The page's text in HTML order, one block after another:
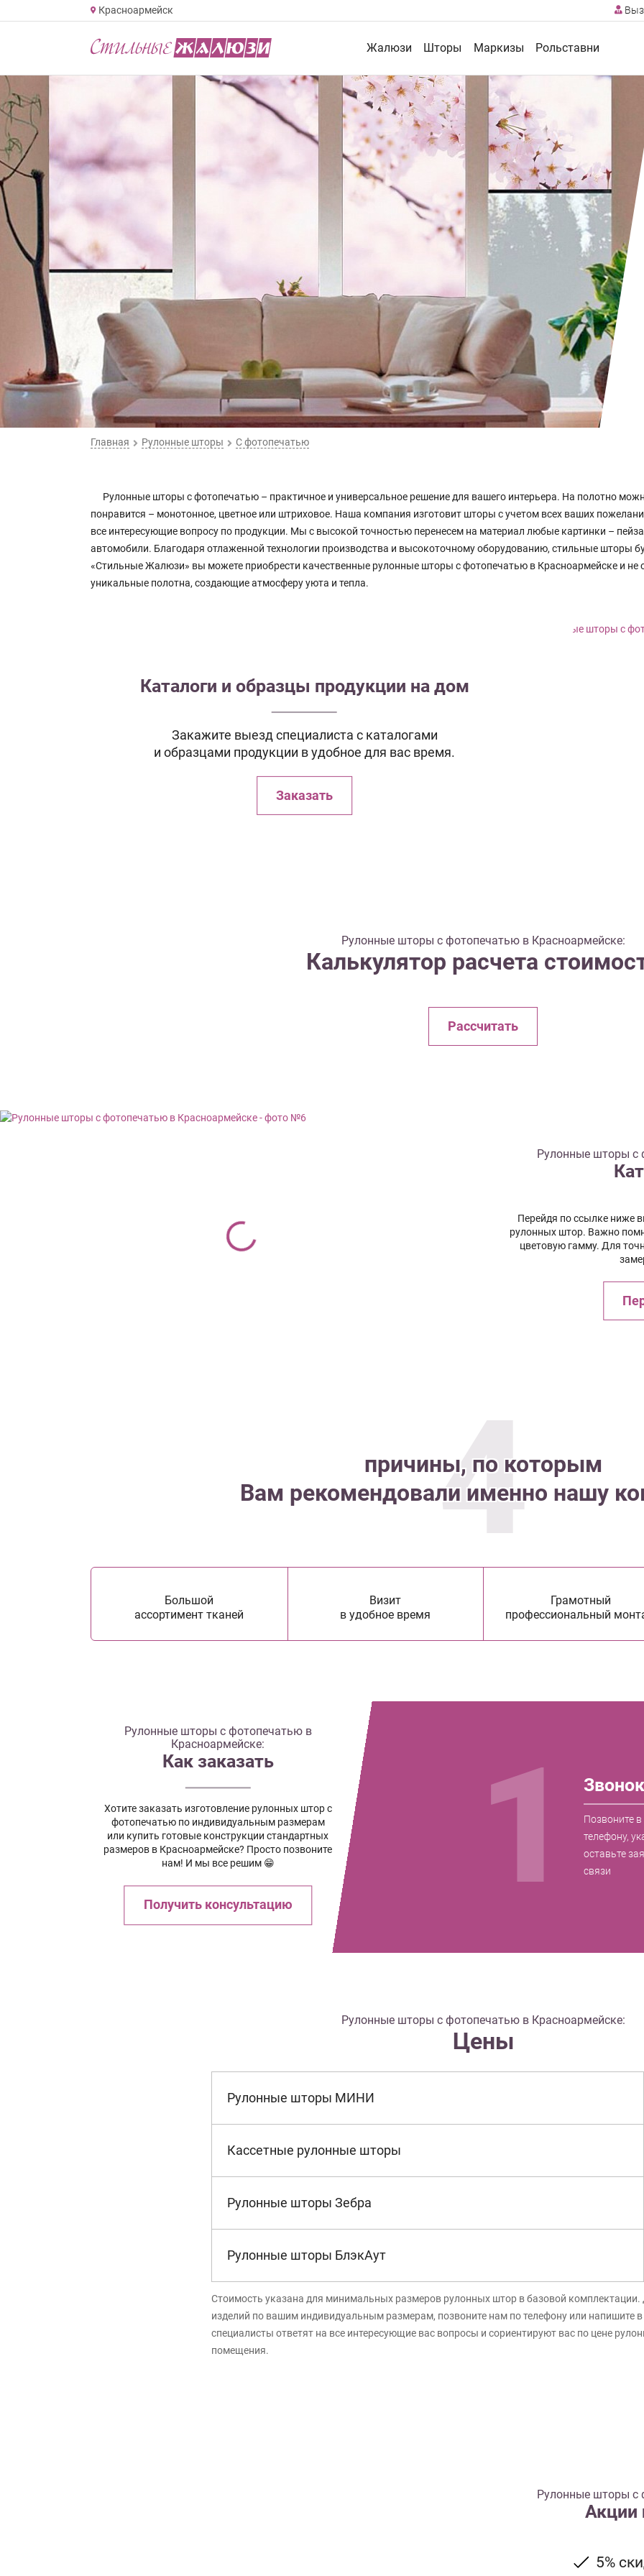
Красноармейск
Жалюзи Шторы Маркизы Рольставни
Главная Рулонные шторы С фотопечатью
Рулонные шторы с фотопечатью – практичное и универсальное решение для вашего интерьера. На полотно
понравится – монотонное, цветное или штриховое. Наша компания изготовит шторы с учетом всех ваших
все интересующие вопросу по продукции. Мы с высокой точностью перенесем на материал любые картинки –
автомобили. Благодаря отлаженной технологии производства и высокоточному оборудованию, стильные шторы
«Стильные Жалюзи» вы можете приобрести качественные рулонные шторы с фотопечатью в Красноармейске и не
уникальные полотна, создающие атмосферу уюта и тепла.
Каталоги и образцы продукции на дом
Закажите выезд специалиста с каталогами
и образцами продукции в удобное для вас время.
Заказать
Рулонные шторы с фотопечатью в Красноармейске:
Калькулятор расчета
Рассчитать
Рулонные шторы с
Перейдя по ссылке ниже
рулонных штор. Важно
цветовую гамму. Для
4
причины, по которым
Вам рекомендовали именно нашу
Большой
ассортимент тканей
Визит
в удобное время
Грамотный
профессиональный
Рулонные шторы с фотопечатью в
Красноармейске:
Как заказать
Хотите заказать изготовление рулонных штор с
фотопечатью по индивидуальным размерам
или купить готовые конструкции стандартных
размеров в Красноармейске? Просто позвоните
нам! И мы все решим 😁
Получить консультацию 1 Звонок
Позвоните
телефону,
оставьте
связи
Рулонные шторы с фотопечатью в Красноармейске:
Цены
Рулонные шторы МИНИ
Кассетные рулонные шторы
Рулонные шторы Зебра
Рулонные шторы БлэкАут
Стоимость указана для минимальных размеров рулонных штор в базовой комплектации.
изделий по вашим индивидуальным размерам, позвоните нам по телефону или напишите
специалисты ответят на все интересующие вас вопросы и сориентируют вас по цене
помещения.
Рулонные шторы с
Акции
5%